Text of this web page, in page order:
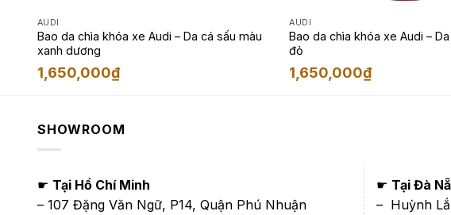
AUDI
Bao da chìa khóa xe Audi – Da cá sấu màu
xanh dương
1,650,000₫
AUDI
Bao da chìa khóa xe Audi –
đỏ
1,650,000₫
SHOWROOM
☛ Tại Hồ Chí Minh
– 107 Đặng Văn Ngữ, P14, Quận Phú Nhuận
☛ Tại Đà
– Huỳnh